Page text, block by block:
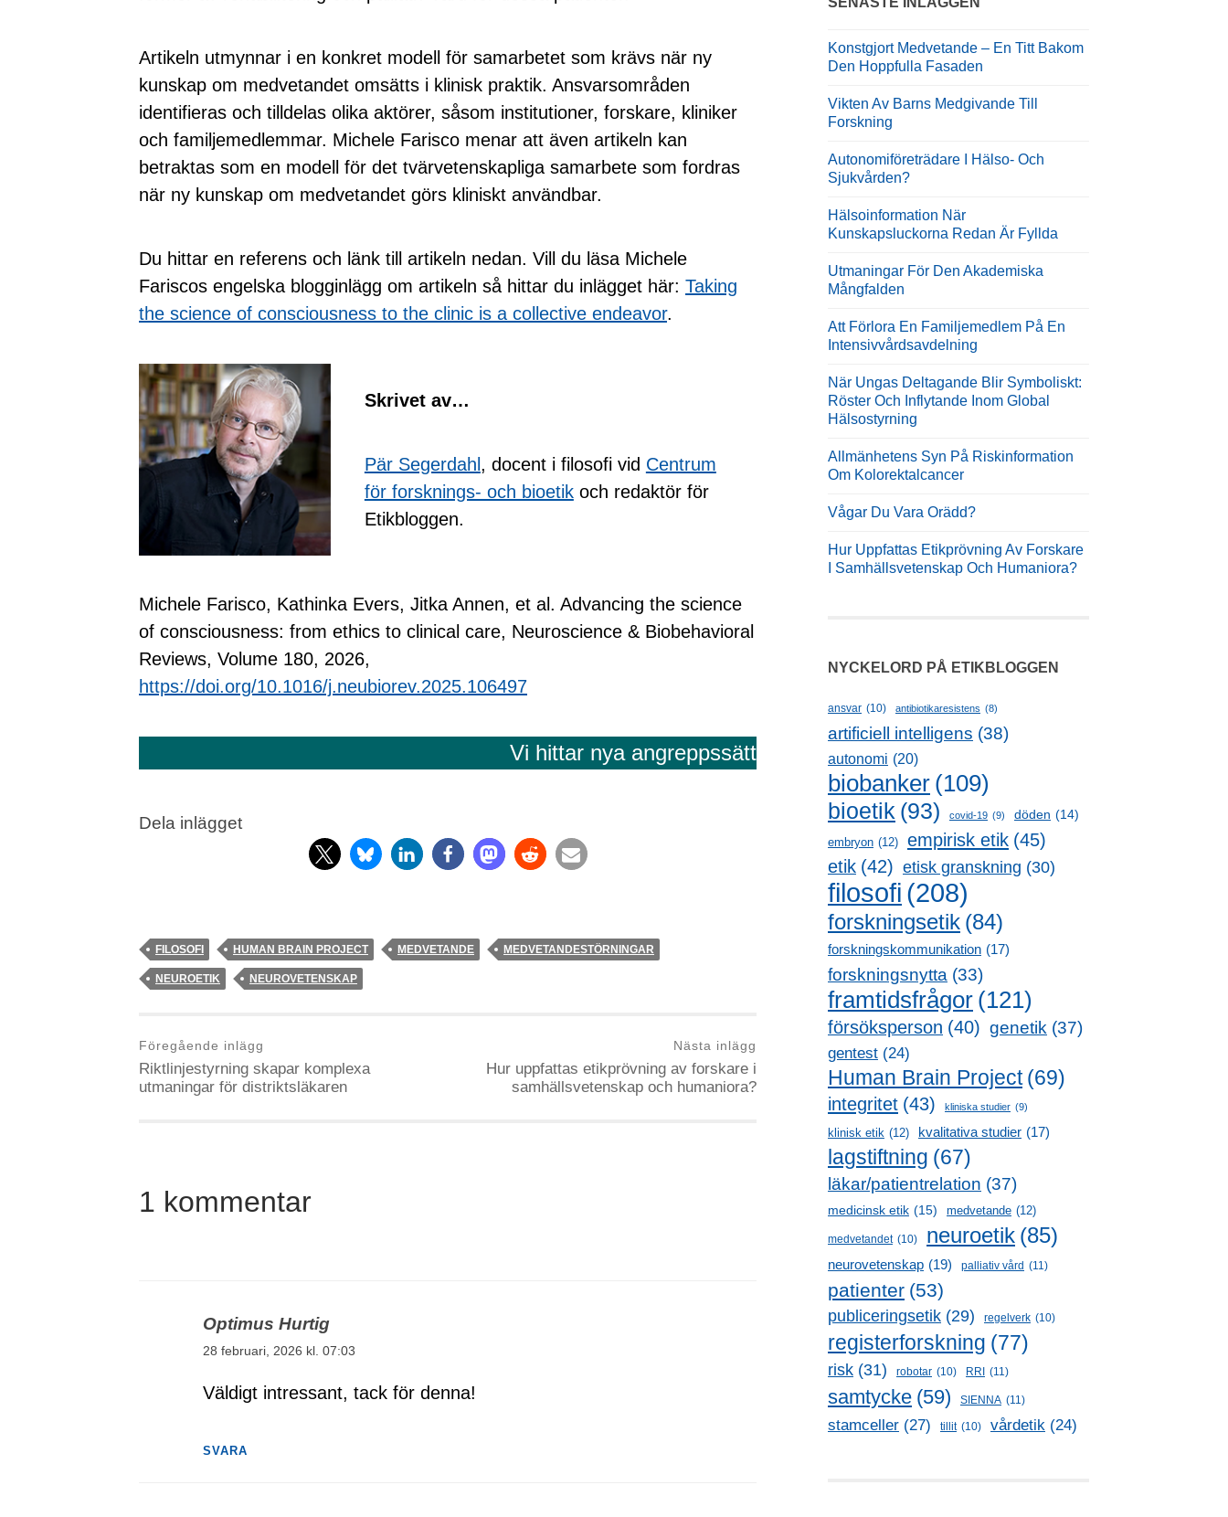
Artikeln utmynnar i en konkret modell för samarbetet som krävs när ny
kunskap om medvetandet omsätts i klinisk praktik. Ansvarsområden
identifieras och tilldelas olika aktörer, såsom institutioner, forskare, kliniker
och familjemedlemmar. Michele Farisco menar att även artikeln kan
betraktas som en modell för det tvärvetenskapliga samarbete som fordras
när ny kunskap om medvetandet görs kliniskt användbar.
Du hittar en referens och länk till artikeln nedan. Vill du läsa Michele
Fariscos engelska blogginlägg om artikeln så hittar du inlägget här: Taking
the science of consciousness to the clinic is a collective endeavor.
Skrivet av…
Pär Segerdahl , docent i filosofi vid Centrum
för forsknings- och bioetikoch redaktör för
Etikbloggen.
Michele Farisco, Kathinka Evers, Jitka Annen, et al. Advancing the science
of consciousness: from ethics to clinical care, Neuroscience & Biobehavioral
Reviews, Volume 180, 2026,
https://doi.org/10.1016/j.neubiorev.2025.106497
Vi hittar nya angreppssätt
Dela inlägget
FILOSOFI HUMAN BRAIN PROJECT MEDVETANDE MEDVETANDESTÖRNINGAR
NEUROETIK NEUROVETENSKAP
Föregående inlägg
Riktlinjestyrning skapar komplexa
utmaningar för distriktsläkaren
Nästa inlägg
Hur uppfattas etikprövning av forskare i
samhällsvetenskap och humaniora?
1 kommentar
Optimus Hurtig
28 februari, 2026 kl. 07:03
Väldigt intressant, tack för denna!
SVARA
Konstgjort Medvetande – En Titt Bakom
Den Hoppfulla Fasaden
Vikten Av Barns Medgivande Till
Forskning
Autonomiföreträdare I Hälso- Och
Sjukvården?
Hälsoinformation När
Kunskapsluckorna Redan Är Fyllda
Utmaningar För Den Akademiska
Mångfalden
Att Förlora En Familjemedlem På En
Intensivvårdsavdelning
När Ungas Deltagande Blir Symboliskt:
Röster Och Inflytande Inom Global
Hälsostyrning
Allmänhetens Syn På Riskinformation
Om Kolorektalcancer
Vågar Du Vara Orädd?
Hur Uppfattas Etikprövning Av Forskare
I Samhällsvetenskap Och Humaniora?
NYCKELORD PÅ ETIKBLOGGEN
ansvar (10) antibiotikaresistens (8)
artificiell intelligens (38)
autonomi (20)
biobanker (109)
bioetik (93) covid-19 (9) döden (14)
embryon (12) empirisk etik (45)
etik (42) etisk granskning (30)
filosofi (208)
forskningsetik (84)
forskningskommunikation (17)
forskningsnytta (33)
framtidsfrågor (121)
försöksperson (40) genetik (37)
gentest (24)
Human Brain Project (69)
integritet (43) kliniska studier (9)
klinisk etik (12) kvalitativa studier (17)
lagstiftning (67)
läkar/patientrelation (37)
medicinsk etik (15) medvetande (12)
medvetandet (10) neuroetik (85)
neurovetenskap (19) palliativ vård (11)
patienter (53)
publiceringsetik (29) regelverk (10)
registerforskning (77)
risk (31) robotar (10) RRI (11)
samtycke (59) SIENNA (11)
stamceller (27) tillit (10) vårdetik (24)